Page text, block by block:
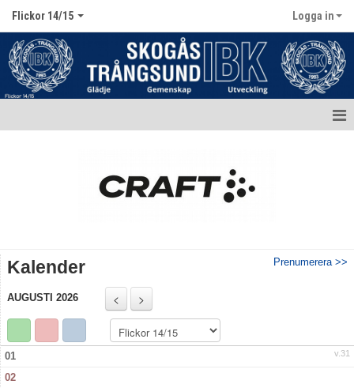
Flickor 14/15 Logga in
Dokument
Prenumerera >>
Kalender
AUGUSTI 2026
v.31
01
02